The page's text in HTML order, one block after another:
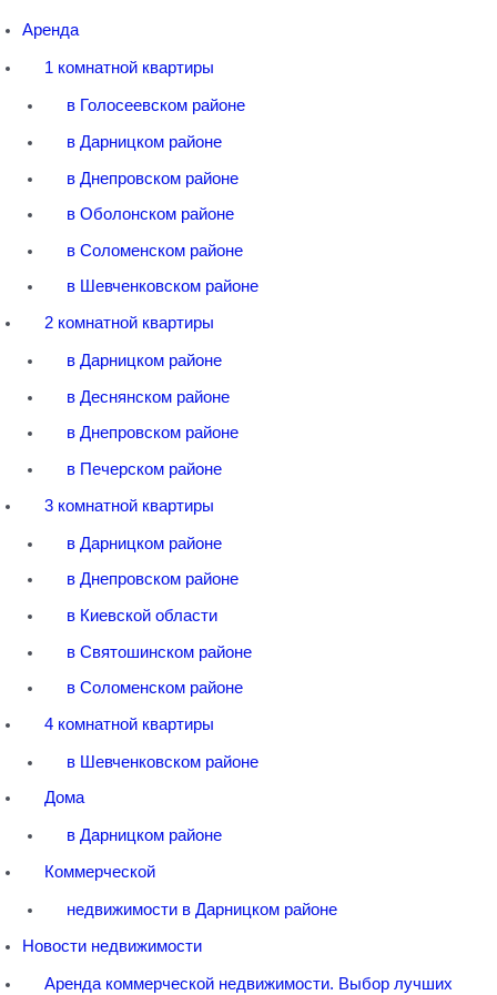
Аренда
1 комнатной квартиры
в Голосеевском районе
в Дарницком районе
в Днепровском районе
в Оболонском районе
в Соломенском районе
в Шевченковском районе
2 комнатной квартиры
в Дарницком районе
в Деснянском районе
в Днепровском районе
в Печерском районе
3 комнатной квартиры
в Дарницком районе
в Днепровском районе
в Киевской области
в Святошинском районе
в Соломенском районе
4 комнатной квартиры
в Шевченковском районе
Дома
в Дарницком районе
Коммерческой
недвижимости в Дарницком районе
Новости недвижимости
Аренда коммерческой недвижимости. Выбор лучших